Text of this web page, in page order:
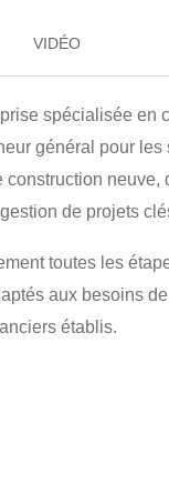
VIDÉO
spécialisée en
général pour
neuve,
de projets
toutes les
aux besoins
établis.